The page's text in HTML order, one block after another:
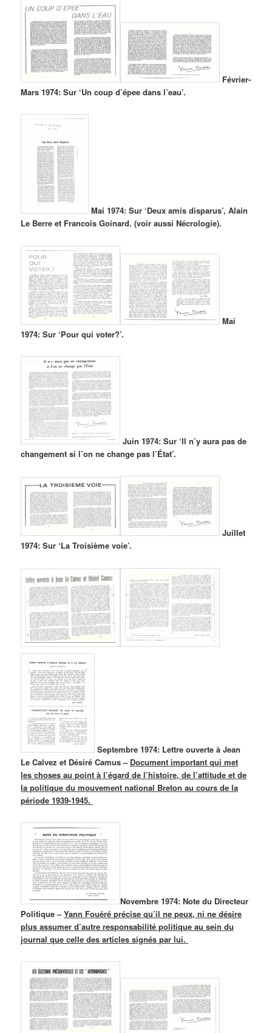
Février-
Mars 1974: Sur ‘Un coup d’épee dans l’eau’.
Mai 1974: Sur ‘Deux amis disparus’, Alain
Le Berre et Francois Goinard. (voir aussi Nécrologie).
Mai
1974: Sur ‘Pour qui voter?’.
Juin 1974: Sur ‘Il n’y aura pas de
changement si l’on ne change pas l’État’.
Juillet
1974: Sur ‘La Troisième voie’.
Septembre 1974: Lettre ouverte à Jean
Le Calvez et Désiré Camus – Document important qui met
les choses au point à l’égard de l’histoire, de l’attitude et de
la politique du mouvement national Breton au cours de la
période 1939-1945.
Novembre 1974: Note du Directeur
Politique –Yann Fouéré précise qu’il ne peux, ni ne désire
plus assumer d’autre responsabilité politique au sein du
journal que celle des articles signés par lui.